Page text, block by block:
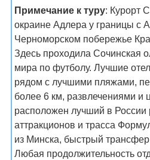
Примечание к туру: Курорт
окраине Адлера у границы с
Черноморском побережье
Здесь проходила Сочинская
мира по футболу. Лучшие
рядом с лучшими пляжами,
более 6 км, развлечениями и
расположен лучший в России
аттракционов и трасса
из Минска, быстрый трансфер
Любая продолжительность